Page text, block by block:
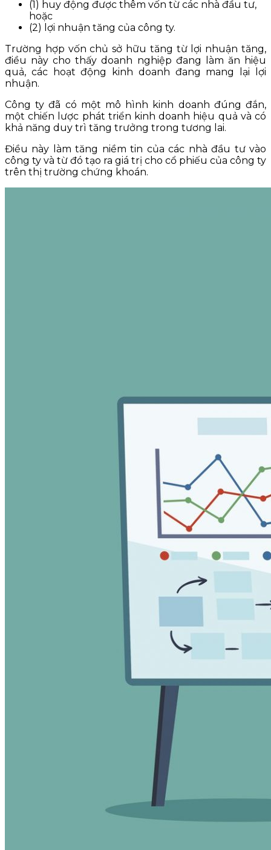
(1) huy động được thêm vốn từ các nhà đầu tư,
hoặc
(2) lợi nhuận tăng của công ty.
Trường hợp vốn chủ sở hữu tăng từ lợi nhuận tăng,
điều này cho thấy doanh nghiệp đang làm ăn hiệu
quả, các hoạt động kinh doanh đang mang lại lợi
nhuận.
Công ty đã có một mô hình kinh doanh đúng đắn,
một chiến lược phát triển kinh doanh hiệu quả và có
khả năng duy trì tăng trưởng trong tương lai.
Điều này làm tăng niềm tin của các nhà đầu tư vào
công ty và từ đó tạo ra giá trị cho cổ phiếu của công ty
trên thị trường chứng khoán.